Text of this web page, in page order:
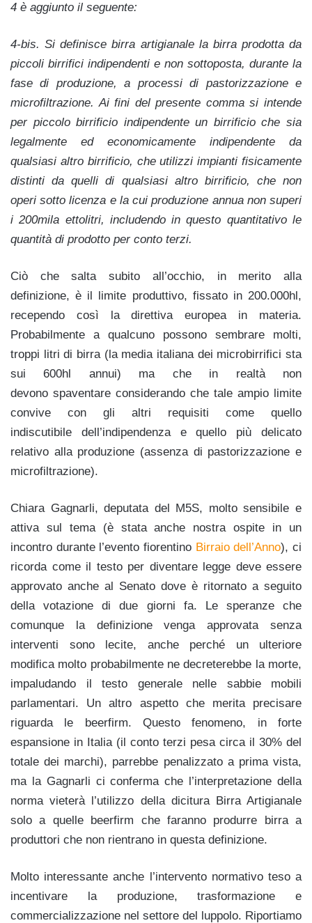
4 è aggiunto il seguente:
4-bis. Si definisce birra artigianale la birra prodotta da
piccoli birrifici indipendenti e non sottoposta, durante la
fase di produzione, a processi di pastorizzazione e
microfiltrazione. Ai fini del presente comma si intende
per piccolo birrificio indipendente un birrificio che sia
legalmente ed economicamente indipendente da
qualsiasi altro birrificio, che utilizzi impianti fisicamente
distinti da quelli di qualsiasi altro birrificio, che non
operi sotto licenza e la cui produzione annua non superi
i 200mila ettolitri, includendo in questo quantitativo le
quantità di prodotto per conto terzi.
Ciò che salta subito all’occhio, in merito alla
definizione, è il limite produttivo, fissato in 200.000hl,
recependo così la direttiva europea in materia.
Probabilmente a qualcuno possono sembrare molti,
troppi litri di birra (la media italiana dei microbirrifici sta
sui 600hl annui) ma che in realtà non
devono spaventare considerando che tale ampio limite
convive con gli altri requisiti come quello
indiscutibile dell’indipendenza e quello più delicato
relativo alla produzione (assenza di pastorizzazione e
microfiltrazione).
Chiara Gagnarli, deputata del M5S, molto sensibile e
attiva sul tema (è stata anche nostra ospite in un
incontro durante l’evento fiorentino Birraio dell’Anno), ci
ricorda come il testo per diventare legge deve essere
approvato anche al Senato dove è ritornato a seguito
della votazione di due giorni fa. Le speranze che
comunque la definizione venga approvata senza
interventi sono lecite, anche perché un ulteriore
modifica molto probabilmente ne decreterebbe la morte,
impaludando il testo generale nelle sabbie mobili
parlamentari. Un altro aspetto che merita precisare
riguarda le beerfirm. Questofenomeno, in forte
espansione in Italia (il conto terzi pesa circa il 30% del
totale dei marchi), parrebbe penalizzato a prima vista,
ma la Gagnarli ci conferma che l’interpretazione della
norma vieterà l’utilizzo della dicitura Birra Artigianale
solo a quelle beerfirm che faranno produrre birra a
produttori che non rientrano in questa definizione.
Molto interessante anche l’intervento normativo teso a
incentivare la produzione, trasformazione e
commercializzazione nel settore del luppolo. Riportiamo